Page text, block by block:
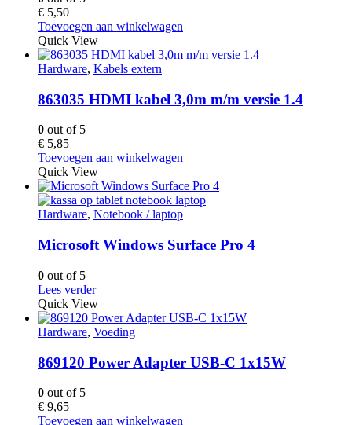
€ 5,50
Toevoegen aan winkelwagen
Quick View
Hardware, Kabels extern
863035 HDMI kabel 3,0m m/m versie 1.4
0 out of 5
€ 5,85
Toevoegen aan winkelwagen
Quick View
Hardware, Notebook / laptop
Microsoft Windows Surface Pro 4
0 out of 5
Lees verder
Quick View
Hardware, Voeding
869120 Power Adapter USB-C 1x15W
0 out of 5
€ 9,65
Toevoegen aan winkelwagen